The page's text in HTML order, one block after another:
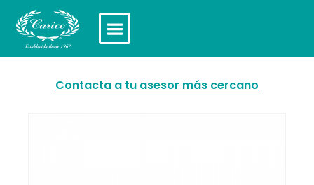
Contacta a tu asesor más cercano